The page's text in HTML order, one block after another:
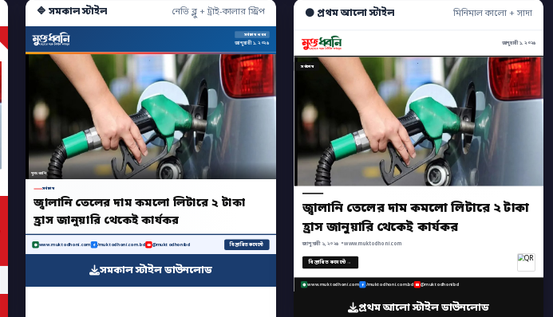
🔷 সমকাল স্টাইল নেভি ব্লু + ট্রাই-কালার স্ট্রিপ
সর্বশেষ খবর
জানুয়ারী ১, ২০২৬
মুক্তধ্বনি
সর্বশেষ
জ্বালানি তেলের দাম কমলো লিটারে ২ টাকা
হ্রাস জানুয়ারি থেকেই কার্যকর
www.muktodhoni.com /muktodhoni.com.bd @muktodhonibd বিস্তারিত কমেন্টে
সমকাল স্টাইল ডাউনলোড
⚫ প্রথম আলো স্টাইল মিনিমাল কালো + সাদা
জানুয়ারী ১, ২০২৬
সর্বশেষ
জ্বালানি তেলের দাম কমলো লিটারে ২ টাকা
হ্রাস জানুয়ারি থেকেই কার্যকর
জানুয়ারী ১, ২০২৬ • www.muktodhoni.com
বিস্তারিত কমেন্টে →
www.muktodhoni.com /muktodhoni.com.bd @muktodhonibd
প্রথম আলো স্টাইল ডাউনলোড